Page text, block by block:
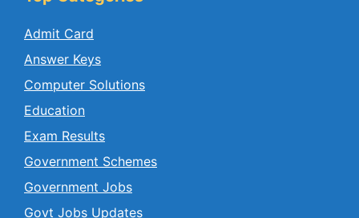
Admit Card
Answer Keys
Computer Solutions
Education
Exam Results
Government Schemes
Government Jobs
Govt Jobs Updates